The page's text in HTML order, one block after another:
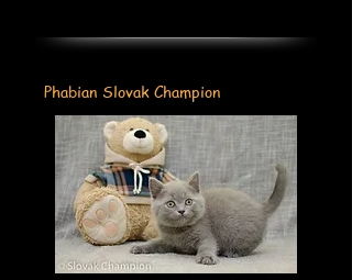
Phabian Slovak Champion